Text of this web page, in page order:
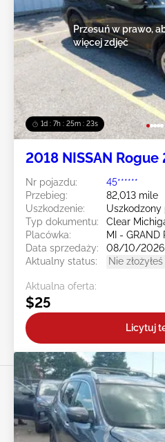
1d : 7h : 25m : 20s
Przesuń w prawo,
więcej zdjęć
2018 NISSAN Rogue
Nr pojazdu:
45******
Przebieg:
82,013 mile
Uszkodzenie:
Uszkodzony
Typ dokumentu:
Clear
Placówka:
MI - GRAND
Data sprzedaży:
08/10/2026
Aktualny status:
Nie
Aktualna oferta:
$25
Licytuj